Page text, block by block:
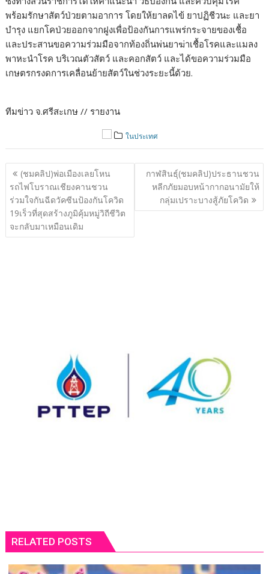
พร้อมรักษาสัตว์ป่วยตามอาการ โดยให้ยาลดไข้ ยาปฏิชีวนะ และยา
บำรุง แยกโคป่วยออกจากฝูงเพื่อป้องกันการแพร่กระจายของเชื้อ
และประสานขอความร่วมมือจากท้องถิ่นพ่นยาฆ่าเชื้อโรคและแมลง
พาหะนำโรค บริเวณตัวสัตว์ และคอกสัตว์ และได้ขอความร่วมมือ
เกษตรกรงดการเคลื่อนย้ายสัตว์ในช่วงระยะนี้ด้วย.
ทีมข่าว จ.ศรีสะเกษ // รายงาน
ในประเทศ
แนะแนว
เรื่อง
(ชมคลิป)พ่อเมืองเลยโหน
รถไฟโบราณเชียงคานชวน
ร่วมใจกันฉีดวัคซีนป้องกันโควิด
19เร็วที่สุดสร้างภูมิคุ้มหมู่วิถีชีวิต
จะกลับมาเหมือนเดิม
กาฬสินธุ์(ชมคลิป)ประธานชวน
หลีกภัยมอบหน้ากากอนามัยให้
กลุ่มเปราะบางสู้ภัยโควิด
RELATED POSTS